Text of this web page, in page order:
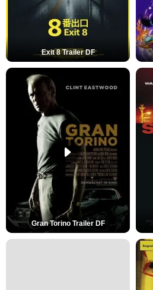
Exit 8 Trailer DF
Gran Torino Trailer DF